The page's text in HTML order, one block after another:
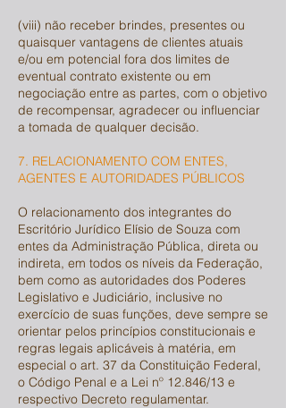
(viii) não receber brindes, presentes ou
quaisquer vantagens de clientes atuais
e/ou em potencial fora dos limites de
eventual contrato existente ou em
negociação entre as partes, com o objetivo
de recompensar, agradecer ou influenciar
a tomada de qualquer decisão.
7. RELACIONAMENTO COM ENTES,
AGENTES E AUTORIDADES PÚBLICOS
O relacionamento dos integrantes do
Escritório Jurídico Elísio de Souza com
entes da Administração Pública, direta ou
indireta, em todos os níveis da Federação,
bem como as autoridades dos Poderes
Legislativo e Judiciário, inclusive no
exercício de suas funções, deve sempre se
orientar pelos princípios constitucionais e
regras legais aplicáveis à matéria, em
especial o art. 37 da Constituição Federal,
o Código Penal e a Lei nº 12.846/13 e
respectivo Decreto regulamentar.